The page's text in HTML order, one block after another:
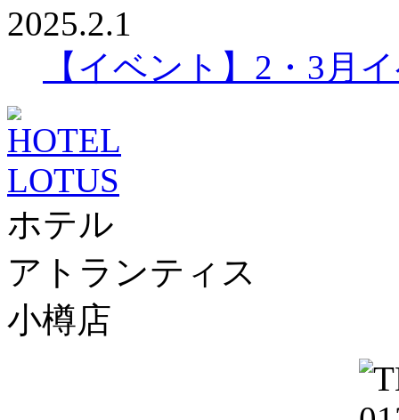
2025.2.1
【イベント】2・3月
ホテル
アトランティス
小樽店